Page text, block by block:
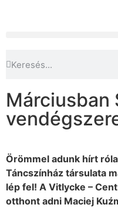
Márciusban
Örömmel adunk hírt
Táncszínház társulata
lép fel! A Vitlycke –
otthont adni Maciej